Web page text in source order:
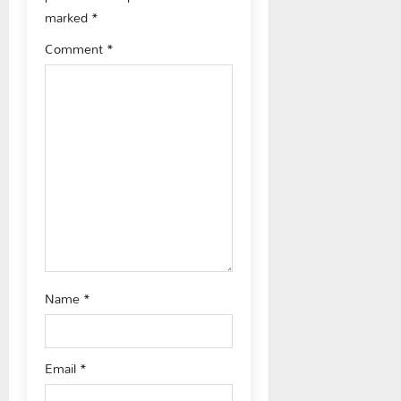
g
a
marked*
Comment*
Name*
Email*